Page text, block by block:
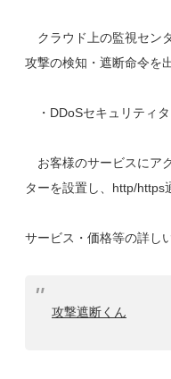
クラウド上の監視セン
攻撃の検知・遮断命令を
・DDoSセキュリティ
お客様のサービスにア
ターを設置し、http/https
サービス・価格等の詳し
攻撃遮断くん